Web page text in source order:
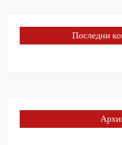
Последни